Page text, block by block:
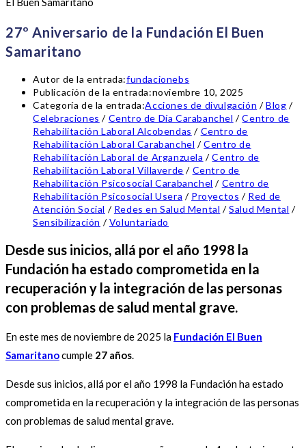
27º Aniversario de la Fundación El Buen
Samaritano
Autor de la entrada:fundacionebs
Publicación de la entrada:noviembre 10, 2025
Categoría de la entrada:Acciones de divulgación / Blog /
Celebraciones / Centro de Día Carabanchel / Centro de
Rehabilitación Laboral Alcobendas / Centro de
Rehabilitación Laboral Carabanchel / Centro de
Rehabilitación Laboral de Arganzuela / Centro de
Rehabilitación Laboral Villaverde / Centro de
Rehabilitación Psicosocial Carabanchel / Centro de
Rehabilitación Psicosocial Usera / Proyectos / Red de
Atención Social / Redes en Salud Mental / Salud Mental /
Sensibilización / Voluntariado
Desde sus inicios, allá por el año 1998 la
Fundación ha estado comprometida en la
recuperación y la integración de las personas
con problemas de salud mental grave.
En este mes de noviembre de 2025 la Fundación El Buen
Samaritanocumple 27 años.
Desde sus inicios, allá por el año 1998 la Fundación ha estado
comprometida en la recuperación y la integración de las personas
con problemas de salud mental grave.